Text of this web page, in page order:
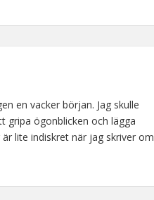
en vacker början. Jag skulle
gripa ögonblicken och lägga
lite indiskret när jag skriver om